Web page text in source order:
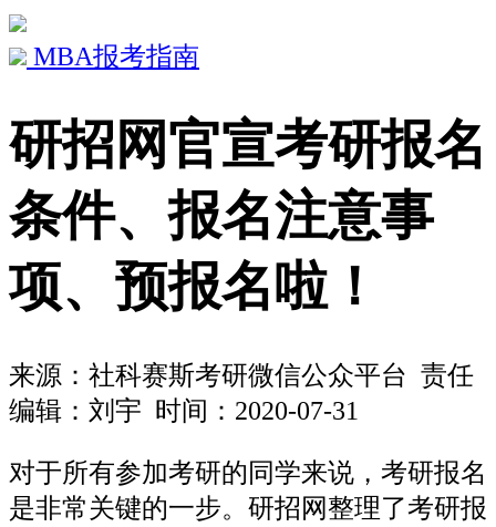
MBA报考指南
研招网官宣考研报名
条件、报名注意事
项、预报名啦！
来源： 社科赛斯考研微信公众平台 责任
编辑：刘宇 时间：2020-07-31
对于所有参加考研的同学来说，考研报名
是非常关键的一步。研招网整理了考研报